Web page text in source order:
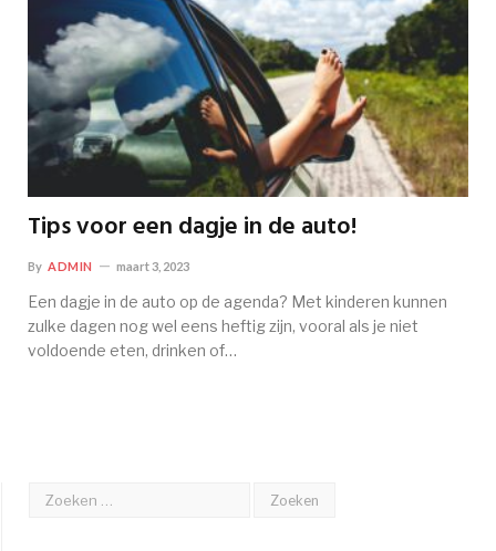
Tips voor een dagje in de auto!
By ADMIN maart 3, 2023
Een dagje in de auto op de agenda? Met kinderen kunnen
zulke dagen nog wel eens heftig zijn, vooral als je niet
voldoende eten, drinken of…